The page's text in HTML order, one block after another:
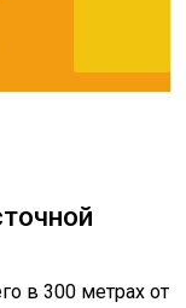
в 300 метрах от